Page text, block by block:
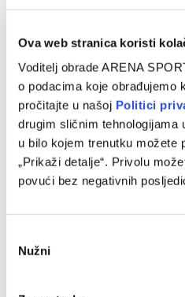
Ova web stranica koristi
Voditelj obrade ARENA
o podacima koje obrađujemo
pročitajte u našoj Politici
drugim sličnim tehnologijama
u bilo kojem trenutku možete
„Prikaži detalje“. Privolu
povući bez negativnih
Selection
Nužni
Sarajevo u novu sezonu kreće